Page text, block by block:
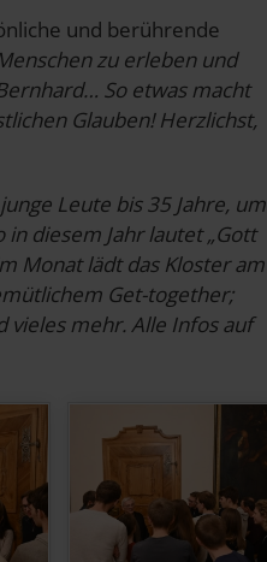
und berührende
zu erleben und
So etwas macht
Glauben! Herzlichst,
Leute bis 35 Jahre, um
diesem Jahr lautet „Gott
Monat lädt das Kloster am
Get-together;
vieles mehr. Alle Infos auf